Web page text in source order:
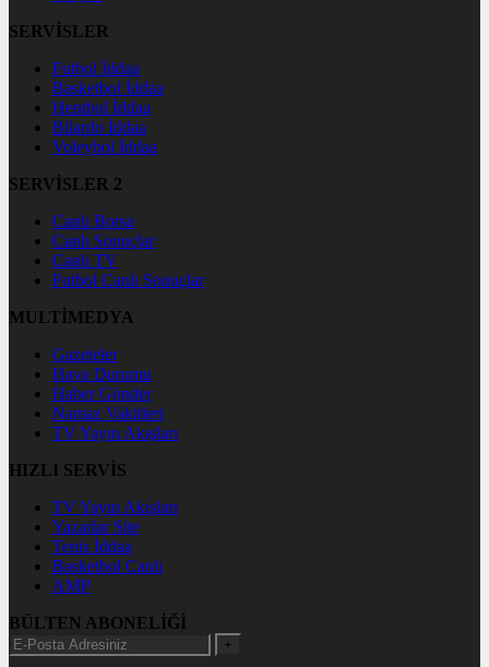
SERVİSLER
Futbol İddaa
Basketbol İddaa
Hentbol İddaa
Bilardo İddaa
Voleybol İddaa
SERVİSLER 2
Canlı Borsa
Canlı Sonuçlar
Canlı TV
Futbol Canlı Sonuçlar
MULTİMEDYA
Gazeteler
Hava Durumu
Haber Gönder
Namaz Vakitleri
TV Yayın Akışları
HIZLI SERVİS
TV Yayın Akışları
Yazarlar Site
Tenis İddaa
Basketbol Canlı
AMP
BÜLTEN ABONELİĞİ
+